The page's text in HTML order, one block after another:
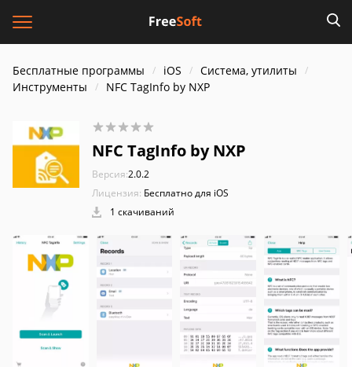
Бесплатные программы iOS
Система, утилиты
Инструменты
NFC TagInfo by NXP
NFC TagInfo by NXP
Версия:2.0.2
Лицензия: Бесплатно для iOS
1 скачиваний